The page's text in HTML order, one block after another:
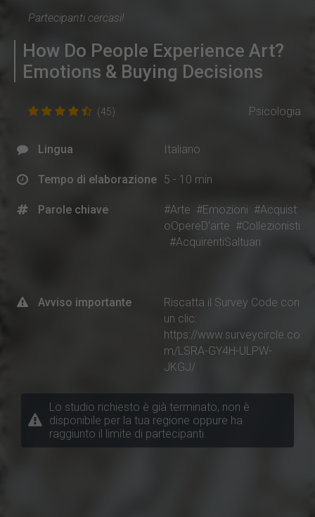
Partecipanti cercasi!
How Do People Experience Art?
Emotions & Buying Decisions
(45) Psicologia
Lingua Italiano
Tempo di elaborazione 5 - 10 min
Parole chiave #Arte #Emozioni #Acquist
oOpereD'arte #Collezionisti
#AcquirentiSaltuari
Avviso importante
Riscatta il Survey Code con
un clic:
https://www.surveycircle.co
m/LSRA-GY4H-ULPW-
JKGJ/
Lo studio richiesto è già terminato, non è
disponibile per la tua regione oppure ha
raggiunto il limite di partecipanti.